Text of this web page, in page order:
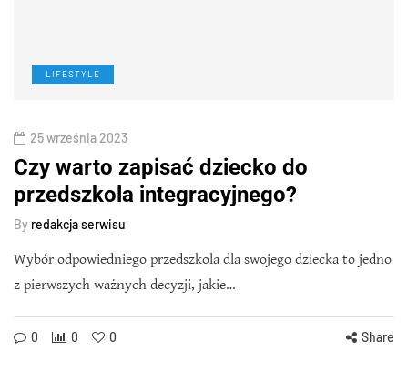
LIFESTYLE
25 września 2023
Czy warto zapisać dziecko do
przedszkola integracyjnego?
By redakcja serwisu
Wybór odpowiedniego przedszkola dla swojego dziecka to jedno
z pierwszych ważnych decyzji, jakie…
0 0 0 Share